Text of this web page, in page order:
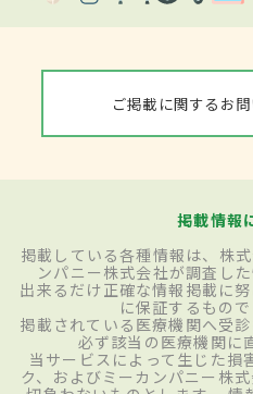
ご掲載に関するお
掲載情報
掲載している各種情報は、株
ンパニー株式会社が調査し
出来るだけ正確な情報掲載に
に保証するもので
掲載されている医療機関へ受
必ず該当の医療機関に
当サービスによって生じた損
ク、およびミーカンパニー株